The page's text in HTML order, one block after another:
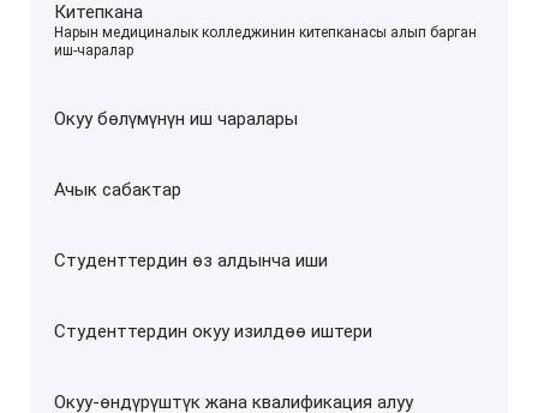
Китепкана
–
Нарын медициналык колледжинин китепканасы алып барган
иш-чаралар
Окуу бөлүмүнүн иш чаралары
Ачык сабактар
Студенттердин өз алдынча иши
Студенттердин окуу изилдөө иштери
Окуу-өндүрүштүк жана квалификация алуу